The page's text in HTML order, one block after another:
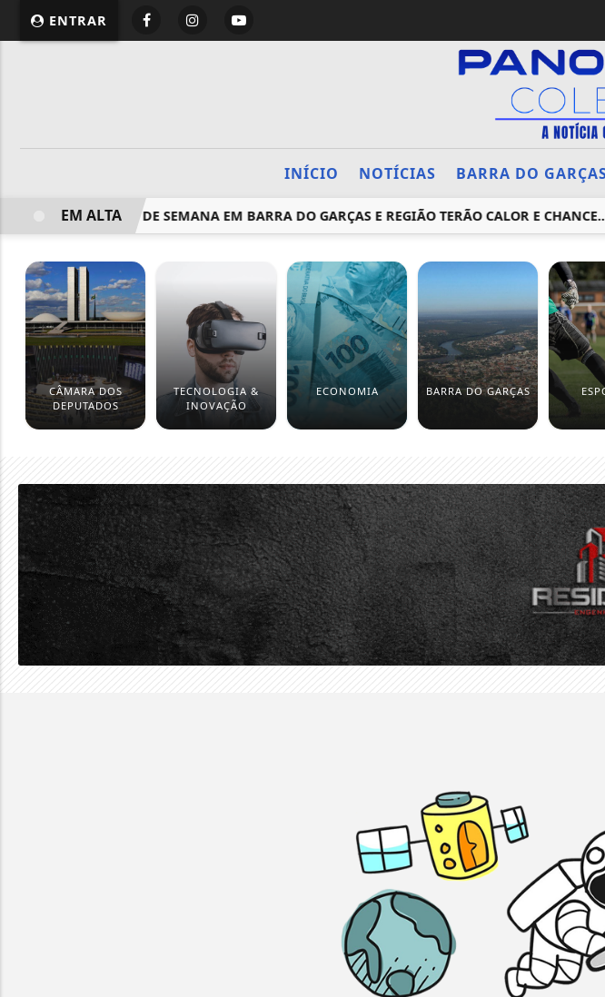
ENTRAR
INÍCIO NOTÍCIAS BARRA DO
SEXTA E FIM DE SEMANA EM BARRA DO GARÇAS E REGIÃO TERÃO CALOR E CHANCE...
EM ALTA
CÂMARA DOS
DEPUTADOS
TECNOLOGIA &
INOVAÇÃO
ECONOMIA BARRA DO GARÇAS